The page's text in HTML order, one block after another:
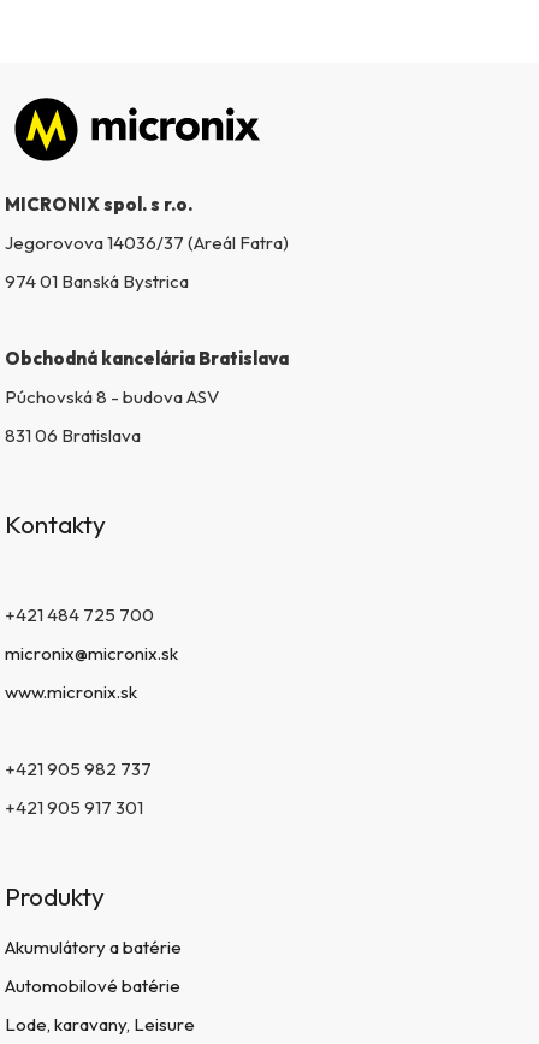
Zápätie
MICRONIX spol. s r.o.
Jegorovova 14036/37 (Areál Fatra)
974 01 Banská Bystrica
Obchodná kancelária Bratislava
Púchovská 8 - budova ASV
831 06 Bratislava
Kontakty
+421 484 725 700
micronix@micronix.sk
www.micronix.sk
+421 905 982 737
+421 905 917 301
Produkty
Akumulátory a batérie
Automobilové batérie
Lode, karavany, Leisure